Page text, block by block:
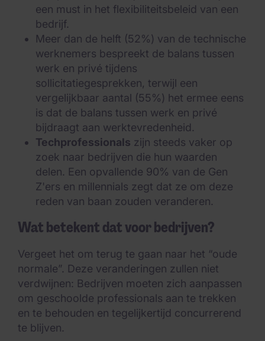
een must in het flexibiliteitsbeleid van een
bedrijf.
Meer dan de helft (52%) van de technische
werknemers bespreekt de balans tussen
werk en privé tijdens
sollicitatiegesprekken, terwijl een
vergelijkbaar aantal (55%) het ermee eens
is dat de balans tussen werk en privé
bijdraagt aan werktevredenheid.
Techprofessionals zijn steeds vaker op
zoek naar bedrijven die hun waarden
delen. Een opvallende 90% van de Gen
Z'ers en millennials zegt dat ze om deze
reden van baan zouden veranderen.
Wat betekent dat voor bedrijven?
Vergeet het om terug te gaan naar het “oude
normale”. Deze veranderingen zullen niet
verdwijnen: Bedrijven moeten zich aanpassen
om geschoolde professionals aan te trekken
en te behouden en tegelijkertijd concurrerend
te blijven.